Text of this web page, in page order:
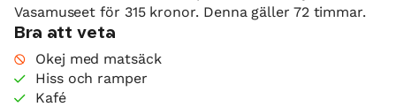
Vasamuseet för 315 kronor. Denna gäller 72 timmar.
Bra att veta
Okej med matsäck
Hiss och ramper
Kafé